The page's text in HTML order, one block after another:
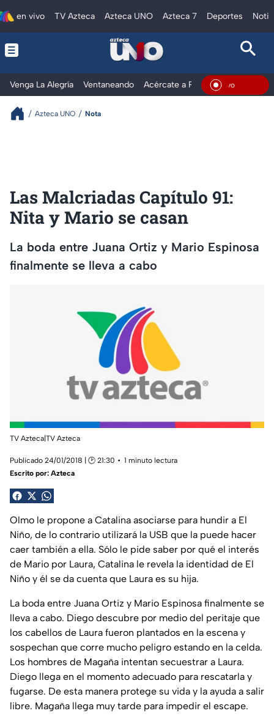
en vivo TV Azteca Azteca UNO Azteca 7 Deportes
Venga La Alegría Ventaneando Acércate a Rocío Al ExtremoEn
Azteca UNO Nota
Las Malcriadas Capítulo 91:
Nita y Mario se casan
La boda entre Juana Ortiz y Mario Espinosa
finalmente se lleva a cabo
TV Azteca|TV Azteca
Publicado 24/01/2018 | 🕑 21:30
1 minuto lectura
Escrito por: Azteca
Olmo le propone a Catalina asociarse para hundir a El
Niño, de lo contrario utilizará la USB que la puede hacer
caer también a ella. Sólo le pide saber por qué el interés
de Mario por Laura, Catalina le revela la identidad de El
Niño y él se da cuenta que Laura es su hija.
La boda entre Juana Ortiz y Mario Espinosa finalmente se
lleva a cabo. Diego descubre por medio del peritaje que
los cabellos de Laura fueron plantados en la escena y
sospechan que corre mucho peligro estando en la celda.
Los hombres de Magaña intentan secuestrar a Laura.
Diego llega en el momento adecuado para rescatarla y
fugarse. De esta manera protege su vida y la ayuda a salir
libre. Magaña llega muy tarde para impedir el escape.